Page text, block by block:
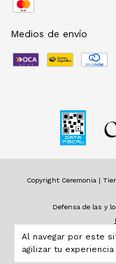
Al navegar por este
agilizar tu
Medios de envío
Copyright Ceremonia |
Defensa de las y